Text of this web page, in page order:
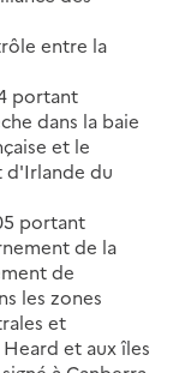
entre la
portant
dans la baie
et le
d'Irlande du
portant
de la
de
les zones
et
et aux îles